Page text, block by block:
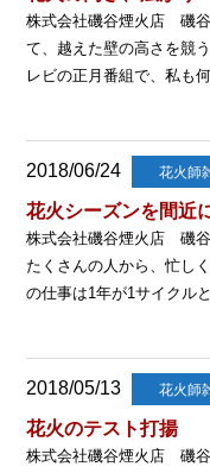
株式会社磯谷煙火店 磯
て、越えた壁の高さを競
レビの正月番組で、私も
2018/06/24 花火師
花火シーズンを間近
株式会社磯谷煙火店 磯
たくさんの人から、忙し
の仕事は1年が1サイクル
2018/05/13 花火師
花火のテスト打揚
株式会社磯谷煙火店 磯